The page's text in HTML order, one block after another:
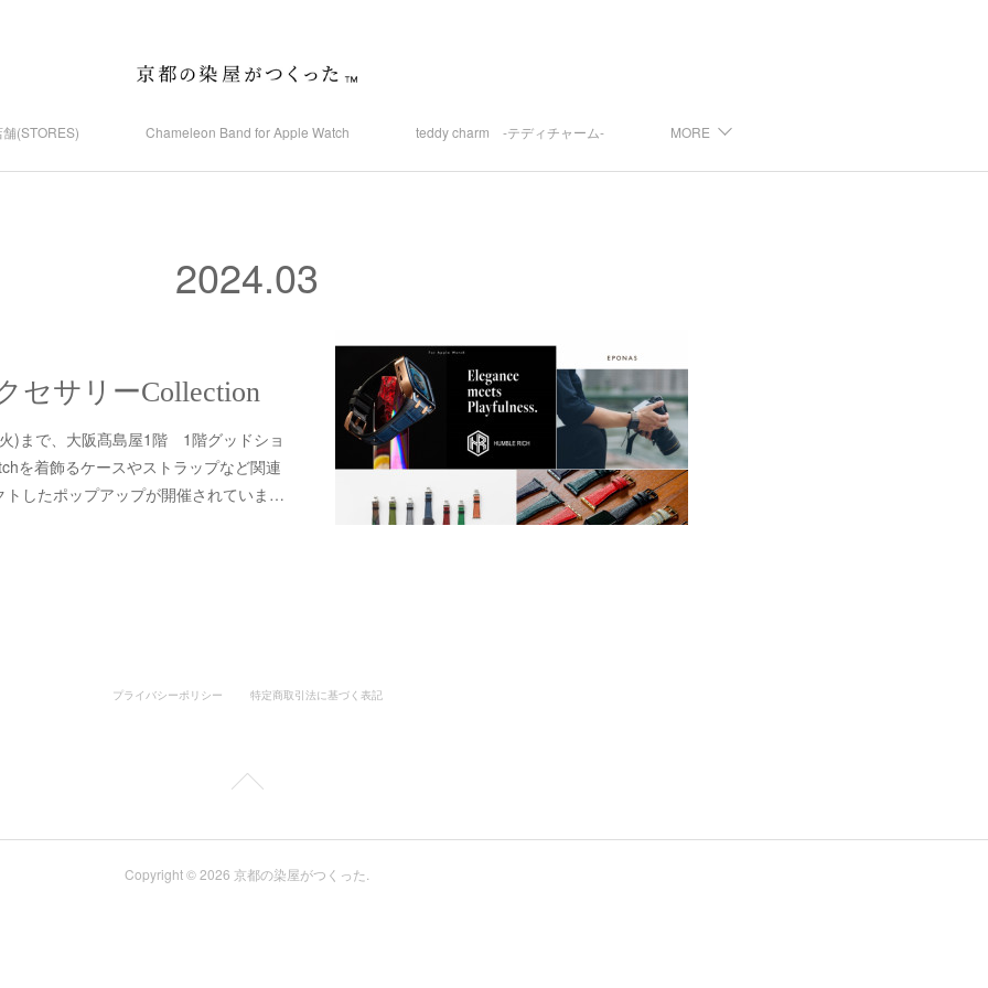
(STORES) Chameleon Band for Apple Watch teddy charm -テディチャーム- MORE
2024.03
セサリーCollection
)まで、大阪髙島屋1階 1階グッドショ
を着飾るケースやストラップなど関連
トしたポップアップが開催されていま…
プライバシーポリシー 特定商取引法に基づく表記
Copyright ©2026 京都の染屋がつくった